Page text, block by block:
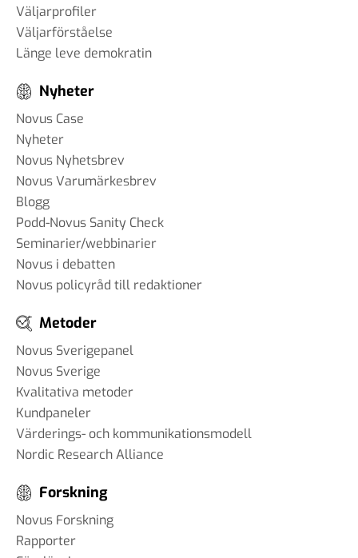
Väljarprofiler
Väljarförståelse
Länge leve demokratin
Nyheter
Novus Case
Nyheter
Novus Nyhetsbrev
Novus Varumärkesbrev
Blogg
Podd-Novus Sanity Check
Seminarier/webbinarier
Novus i debatten
Novus policyråd till redaktioner
Metoder
Novus Sverigepanel
Novus Sverige
Kvalitativa metoder
Kundpaneler
Värderings- och kommunikationsmodell
Nordic Research Alliance
Forskning
Novus Forskning
Rapporter